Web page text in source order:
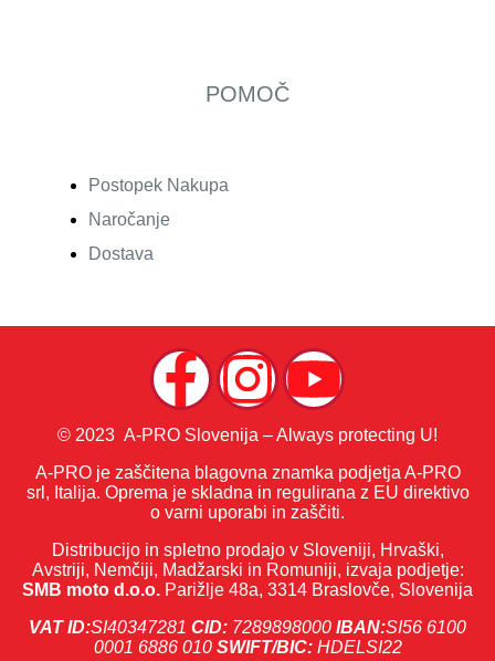
POMOČ
Postopek Nakupa
Naročanje
Dostava
© 2023 A-PRO Slovenija – Always protecting U!
A-PRO je zaščitena blagovna znamka podjetja A-PRO
srl, Italija. Oprema je skladna in regulirana z EU direktivo
o varni uporabi in zaščiti.
Distribucijo in spletno prodajo v Sloveniji, Hrvaški,
Avstriji, Nemčiji, Madžarski in Romuniji, izvaja podjetje:
SMB moto d.o.o. Parižlje 48a, 3314 Braslovče, Slovenija
VAT ID:SI40347281 CID: 7289898000 IBAN:SI56 6100
0001 6886 010 SWIFT/BIC:HDELSI22